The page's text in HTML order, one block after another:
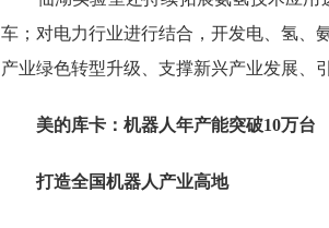
车；对电力行业进行结合，开发电、氢
产业绿色转型升级、支撑新兴产业发展、
美的库卡：机器人年产能突破10万台
打造全国机器人产业高地